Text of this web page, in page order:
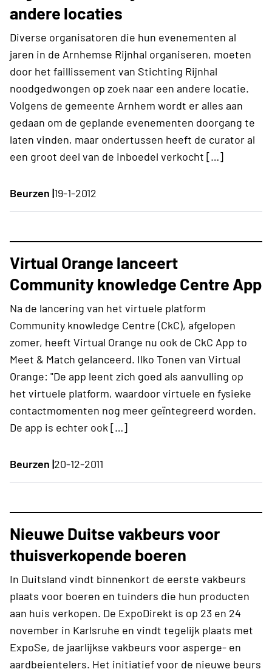
andere locaties
Diverse organisatoren die hun evenementen al
jaren in de Arnhemse Rijnhal organiseren, moeten
door het faillissement van Stichting Rijnhal
noodgedwongen op zoek naar een andere locatie.
Volgens de gemeente Arnhem wordt er alles aan
gedaan om de geplande evenementen doorgang te
laten vinden, maar ondertussen heeft de curator al
een groot deel van de inboedel verkocht […]
Beurzen |19-1-2012
Virtual Orange lanceert
Community knowledge Centre App
Na de lancering van het virtuele platform
Community knowledge Centre (CkC), afgelopen
zomer, heeft Virtual Orange nu ook de CkC App to
Meet & Match gelanceerd. Ilko Tonen van Virtual
Orange: "De app leent zich goed als aanvulling op
het virtuele platform, waardoor virtuele en fysieke
contactmomenten nog meer geïntegreerd worden.
De app is echter ook […]
Beurzen |20-12-2011
Nieuwe Duitse vakbeurs voor
thuisverkopende boeren
In Duitsland vindt binnenkort de eerste vakbeurs
plaats voor boeren en tuinders die hun producten
aan huis verkopen. De ExpoDirekt is op 23 en 24
november in Karlsruhe en vindt tegelijk plaats met
ExpoSe, de jaarlijkse vakbeurs voor asperge- en
aardbeientelers. Het initiatief voor de nieuwe beurs